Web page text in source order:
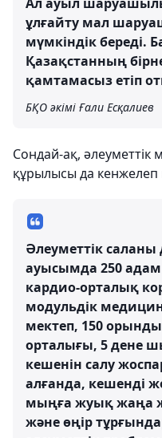
ұлғайту мал
мүмкіндік береді.
Қазақстанның
қамтамасыз етіп
БҚО әкімі Ғали Есқалиев
Сондай-ақ,
құрылысы да
Әлеуметтік
ауысымда 250
кардио-орталық
модульдік
мектеп, 150
орталығы, 5 дене
кешенін салу
алғанда, кешенді
мыңға жуық жаңа
және өңір